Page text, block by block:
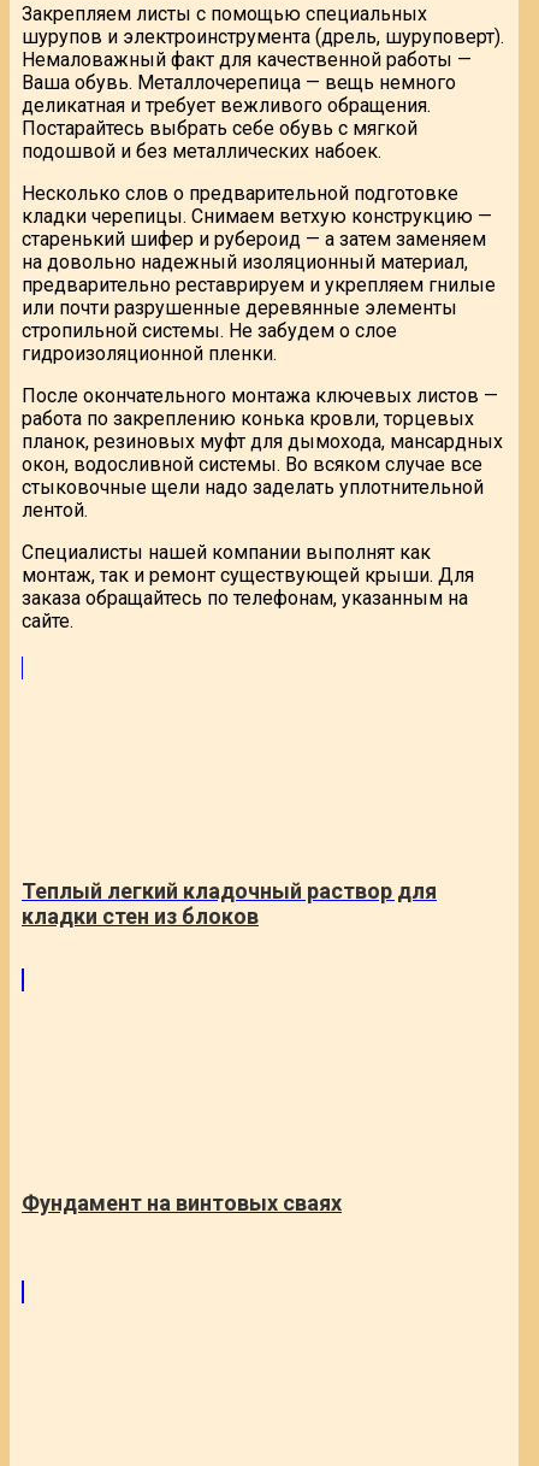
Закрепляем листы с помощью специальных
шурупов и электроинструмента (дрель, шуруповерт).
Немаловажный факт для качественной работы —
Ваша обувь. Металлочерепица — вещь немного
деликатная и требует вежливого обращения.
Постарайтесь выбрать себе обувь с мягкой
подошвой и без металлических набоек.
Несколько слов о предварительной подготовке
кладки черепицы. Снимаем ветхую конструкцию —
старенький шифер и рубероид — а затем заменяем
на довольно надежный изоляционный материал,
предварительно реставрируем и укрепляем гнилые
или почти разрушенные деревянные элементы
стропильной системы. Не забудем о слое
гидроизоляционной пленки.
После окончательного монтажа ключевых листов —
работа по закреплению конька кровли, торцевых
планок, резиновых муфт для дымохода, мансардных
окон, водосливной системы. Во всяком случае все
стыковочные щели надо заделать уплотнительной
лентой.
Специалисты нашей компании выполнят как
монтаж, так и ремонт существующей крыши. Для
заказа обращайтесь по телефонам, указанным на
сайте.
Теплый легкий кладочный раствор для
кладки стен из блоков
Фундамент на винтовых сваях